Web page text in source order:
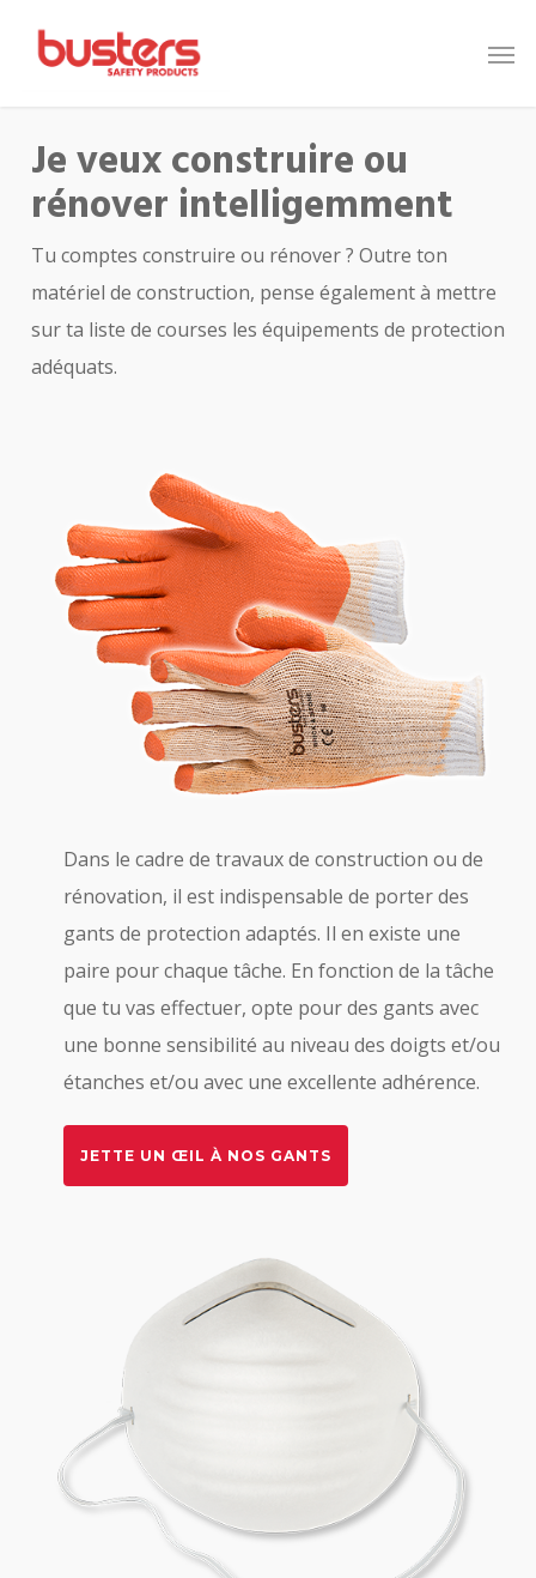
Je veux construire ou
rénover intelligemment
Tu comptes construire ou rénover ? Outre ton
matériel de construction, pense également à mettre
sur ta liste de courses les équipements de protection
adéquats.
Dans le cadre de travaux de construction ou de
rénovation, il est indispensable de porter des
gants de protection adaptés. Il en existe une
paire pour chaque tâche. En fonction de la tâche
que tu vas effectuer, opte pour des gants avec
une bonne sensibilité au niveau des doigts et/ou
étanches et/ou avec une excellente adhérence.
JETTE UN ŒIL À NOS GANTS